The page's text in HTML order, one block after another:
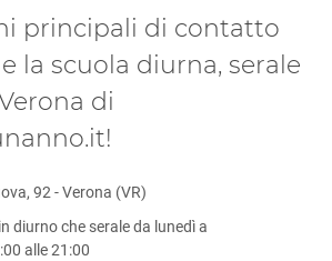
principali di contatto
la scuola diurna, serale
di
92 - Verona (VR)
diurno che serale da lunedì a
alle 21:00